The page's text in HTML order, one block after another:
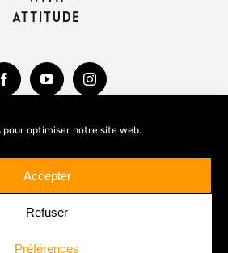
pour optimiser notre site web.
Accepter
Refuser
Préférences
LÉGALES